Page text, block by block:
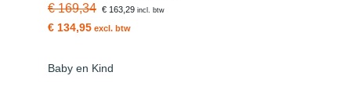
€ 169,34 € 163,29incl. btw
€ 134,95 excl. btw
Baby en Kind